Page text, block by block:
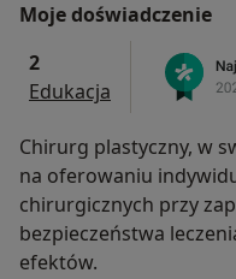
Moje doświadczenie
2
Edukacja
Chirurg plastyczny, w
na oferowaniu
chirurgicznych przy
bezpieczeństwa
efektów.